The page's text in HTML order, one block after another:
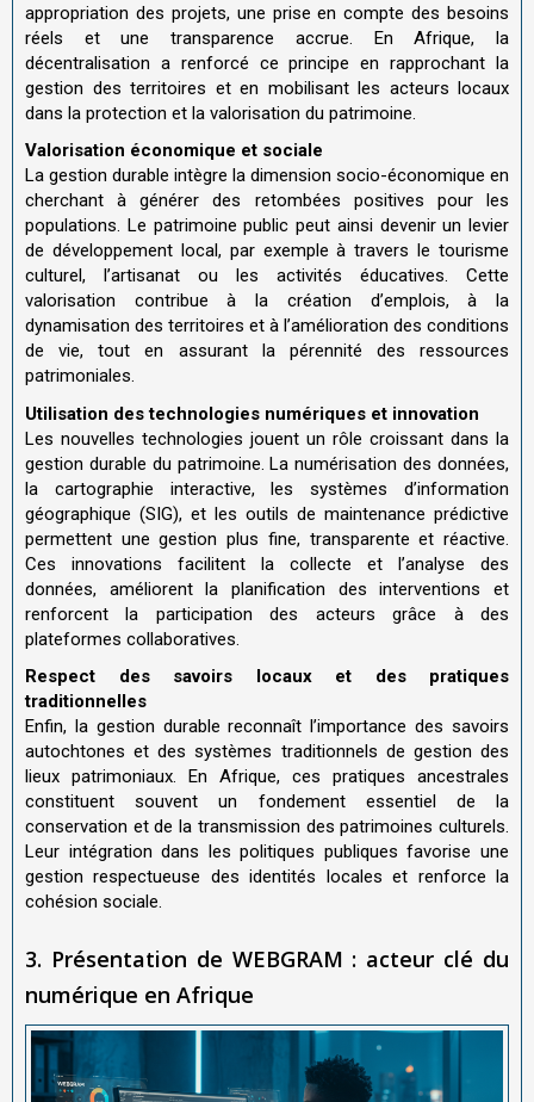
appropriation des projets, une prise en compte des besoins
réels et une transparence accrue. En Afrique, la
décentralisation a renforcé ce principe en rapprochant la
gestion des territoires et en mobilisant les acteurs locaux
dans la protection et la valorisation du patrimoine.
Valorisation économique et sociale
La gestion durable intègre la dimension socio-économique en
cherchant à générer des retombées positives pour les
populations. Le patrimoine public peut ainsi devenir un levier
de développement local, par exemple à travers le tourisme
culturel, l’artisanat ou les activités éducatives. Cette
valorisation contribue à la création d’emplois, à la
dynamisation des territoires et à l’amélioration des conditions
de vie, tout en assurant la pérennité des ressources
patrimoniales.
Utilisation des technologies numériques et innovation
Les nouvelles technologies jouent un rôle croissant dans la
gestion durable du patrimoine. La numérisation des données,
la cartographie interactive, les systèmes d’information
géographique (SIG), et les outils de maintenance prédictive
permettent une gestion plus fine, transparente et réactive.
Ces innovations facilitent la collecte et l’analyse des
données, améliorent la planification des interventions et
renforcent la participation des acteurs grâce à des
plateformes collaboratives.
Respect des savoirs locaux et des pratiques
traditionnelles
Enfin, la gestion durable reconnaît l’importance des savoirs
autochtones et des systèmes traditionnels de gestion des
lieux patrimoniaux. En Afrique, ces pratiques ancestrales
constituent souvent un fondement essentiel de la
conservation et de la transmission des patrimoines culturels.
Leur intégration dans les politiques publiques favorise une
gestion respectueuse des identités locales et renforce la
cohésion sociale.
3. Présentation de WEBGRAM : acteur clé du
numérique en Afrique